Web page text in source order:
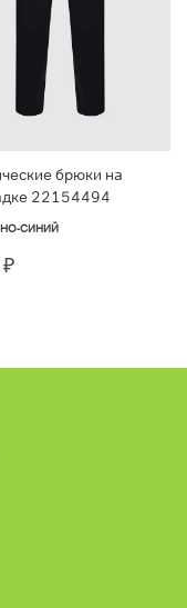
брюки на
22154494
СИНИЙ
₽